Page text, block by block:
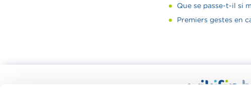
Que se passe-t-il si
Premiers gestes en